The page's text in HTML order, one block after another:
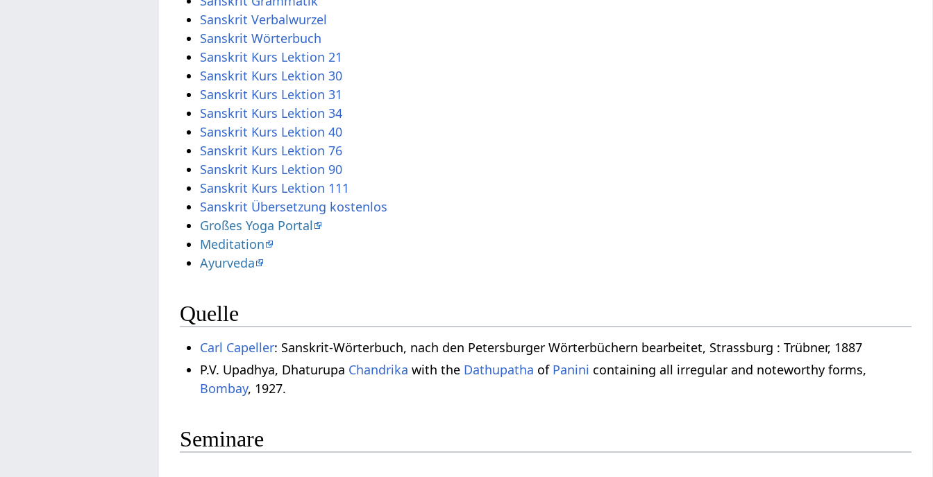
Sanskrit Wörterbuch
Sanskrit Kurs Lektion 21
Sanskrit Kurs Lektion 30
Sanskrit Kurs Lektion 31
Sanskrit Kurs Lektion 34
Sanskrit Kurs Lektion 40
Sanskrit Kurs Lektion 76
Sanskrit Kurs Lektion 90
Sanskrit Kurs Lektion 111
Sanskrit Übersetzung kostenlos
Großes Yoga Portal
Meditation
Ayurveda
Quelle
Carl Capeller: Sanskrit-Wörterbuch, nach den Petersburger Wörterbüchern bearbeitet, Strassburg : Trübner, 1887
P.V. Upadhya, Dhaturupa Chandrika with the Dathupatha of Panini containing all irregular and noteworthy forms,
Bombay, 1927.
Seminare